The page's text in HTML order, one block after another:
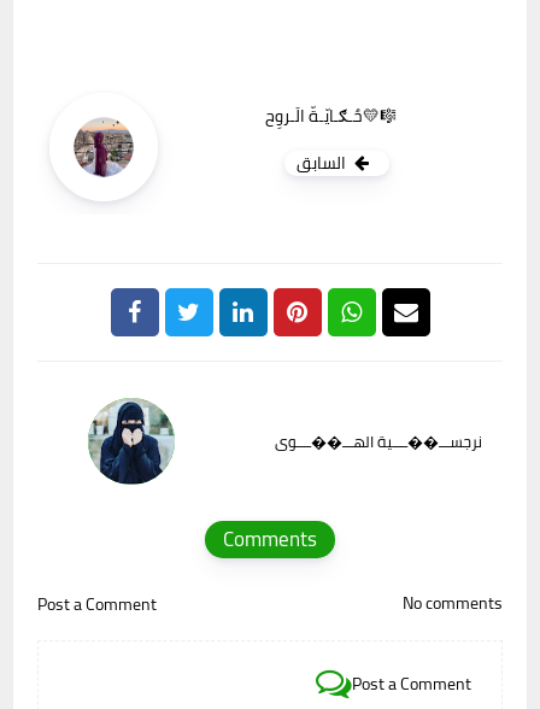
حٌـګـايّـةّ الَـروِح💛🎼
السابق
نرجســـ��ــــية الهـــ��ــــوى
Comments
No comments
Post a Comment
Post a Comment